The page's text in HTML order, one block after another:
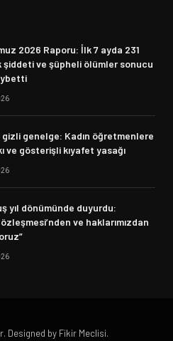
2026 Raporu: İlk 7 ayda 231
şiddeti ve şüpheli ölümler sonucu
genelge: Kadın öğretmenlere
ve gösterişli kıyafet yasağı
yıl dönümünde duyurdu:
ve haklarımızdan
Designed by Fikir Meclisi.